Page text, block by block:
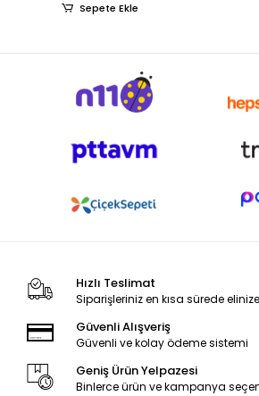
Sepete Ekle
Hızlı Teslimat
Siparişleriniz en kısa sürede
Güvenli Alışveriş
Güvenli ve kolay ödeme sistemi
Geniş Ürün Yelpazesi
Binlerce ürün ve kampanya